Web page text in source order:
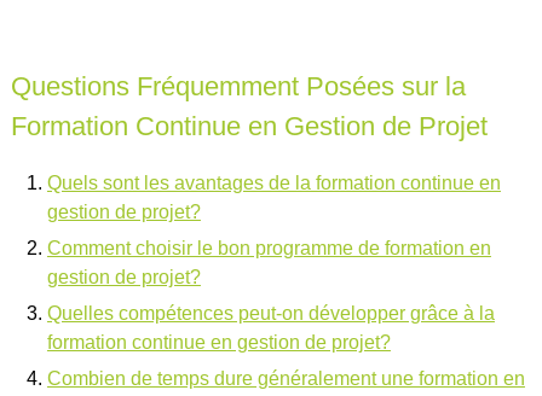
Questions Fréquemment Posées sur la
Formation Continue en Gestion de Projet
Quels sont les avantages de la formation continue en
gestion de projet?
Comment choisir le bon programme de formation en
gestion de projet?
Quelles compétences peut-on développer grâce à la
formation continue en gestion de projet?
Combien de temps dure généralement une formation en